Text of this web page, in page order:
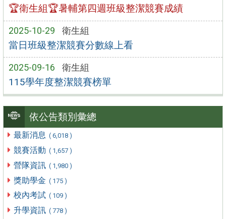
🏆衛生組🏆暑輔第四週班級整潔競賽成績
2025-10-29 衛生組
當日班級整潔競賽分數線上看
2025-09-16 衛生組
115學年度整潔競賽榜單
依公告類別彙總
最新消息 ( 6,018 )
競賽活動 ( 1,657 )
營隊資訊 ( 1,980 )
獎助學金 ( 175 )
校內考試 ( 109 )
升學資訊 ( 778 )